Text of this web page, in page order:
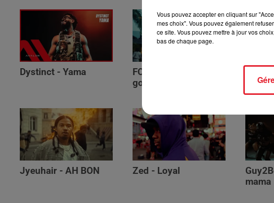
Dystinct - Yama
FOLA & Victony -
golibe
Jyeuhair - AH BON Zed - Loyal
mama
Vous pouvez accepter en cliquant sur
mes choix". Vous pouvez également
ce site. Vous pouvez mettre à jour vos
bas de chaque page.